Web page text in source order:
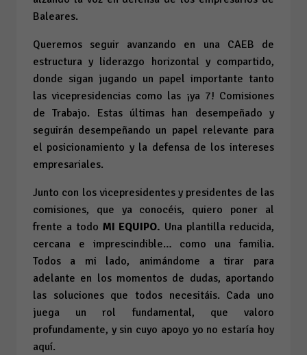
Baleares.
Queremos seguir avanzando en una CAEB de
estructura y liderazgo horizontal y compartido,
donde sigan jugando un papel importante tanto
las vicepresidencias como las ¡ya 7! Comisiones
de Trabajo. Estas últimas han desempeñado y
seguirán desempeñando un papel relevante para
el posicionamiento y la defensa de los intereses
empresariales.
Junto con los vicepresidentes y presidentes de las
comisiones, que ya conocéis, quiero poner al
frente a todo MI EQUIPO. Una plantilla reducida,
cercana e imprescindible… como una familia.
Todos a mi lado, animándome a tirar para
adelante en los momentos de dudas, aportando
las soluciones que todos necesitáis. Cada uno
juega un rol fundamental, que valoro
profundamente, y sin cuyo apoyo yo no estaría hoy
aquí.